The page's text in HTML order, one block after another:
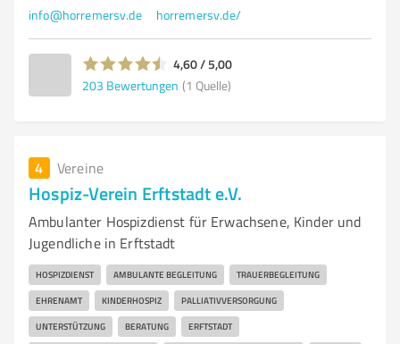
info@horremersv.de horremersv.de/
4,60 / 5,00
203 Bewertungen (1 Quelle)
4 Vereine
Hospiz-Verein Erftstadt e.V.
Ambulanter Hospizdienst für Erwachsene, Kinder und
Jugendliche in Erftstadt
HOSPIZDIENST AMBULANTE BEGLEITUNG TRAUERBEGLEITUNG
EHRENAMT KINDERHOSPIZ PALLIATIVVERSORGUNG
UNTERSTÜTZUNG BERATUNG ERFTSTADT